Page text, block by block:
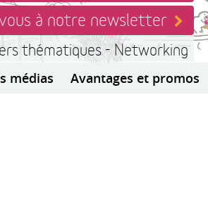
à notre newsletter
thématiques - Networking
médias Avantages et promos